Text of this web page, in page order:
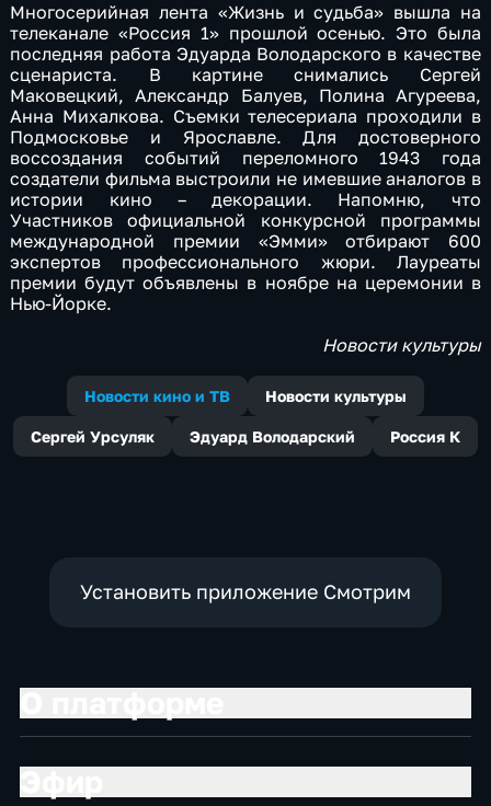
Многосерийная лента «Жизнь и судьба» вышла на
телеканале «Россия 1» прошлой осенью. Это была
последняя работа Эдуарда Володарского в качестве
сценариста. В картине снимались Сергей
Маковецкий, Александр Балуев, Полина Агуреева,
Анна Михалкова. Съемки телесериала проходили в
Подмосковье и Ярославле. Для достоверного
воссоздания событий переломного 1943 года
создатели фильма выстроили не имевшие аналогов в
истории кино – декорации. Напомню, что
Участников официальной конкурсной программы
международной премии «Эмми» отбирают 600
экспертов профессионального жюри. Лауреаты
премии будут объявлены в ноябре на церемонии в
Нью-Йорке.
Новости культуры
Новости кино и ТВ Новости культуры
Сергей Урсуляк Эдуард Володарский Россия К
Установить приложение Смотрим